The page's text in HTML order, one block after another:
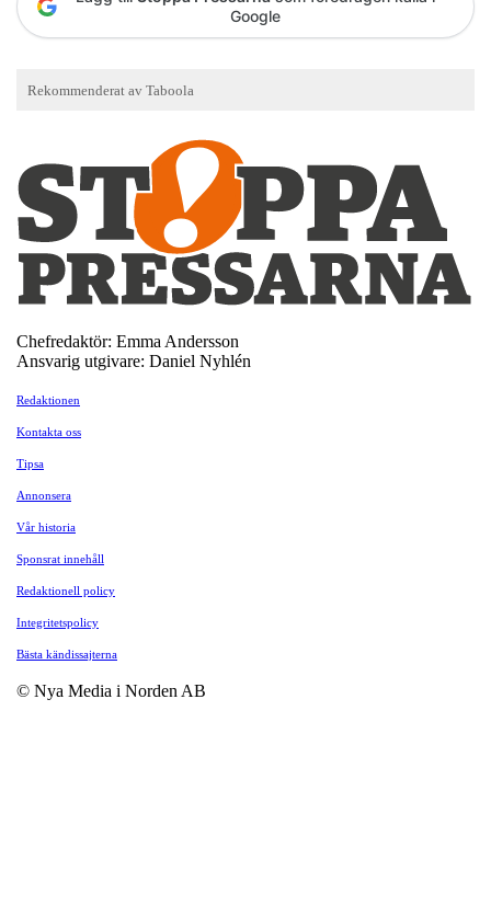
Google
Chefredaktör: Emma Andersson
Ansvarig utgivare: Daniel Nyhlén
Redaktionen
Kontakta oss
Tipsa
Annonsera
Vår historia
Sponsrat innehåll
Redaktionell policy
Integritetspolicy
Bästa kändissajterna
© Nya Media i Norden AB